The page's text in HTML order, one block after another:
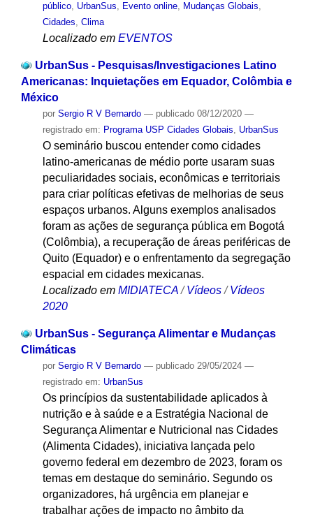
público, UrbanSus, Evento online, Mudanças Globais,
Cidades, Clima
Localizado em EVENTOS
UrbanSus - Pesquisas/Investigaciones Latino
Americanas: Inquietações em Equador, Colômbia e
México
por Sergio R V Bernardo — publicado08/12/2020 —
registrado em: Programa USP Cidades Globais UrbanSus
O seminário buscou entender como cidades
latino-americanas de médio porte usaram suas
peculiaridades sociais, econômicas e territoriais
para criar políticas efetivas de melhorias de seus
espaços urbanos. Alguns exemplos analisados
foram as ações de segurança pública em Bogotá
(Colômbia), a recuperação de áreas periféricas de
Quito (Equador) e o enfrentamento da segregação
espacial em cidades mexicanas.
Localizado em MIDIATECA /Vídeos /Vídeos
2020
UrbanSus - Segurança Alimentar e Mudanças
Climáticas
por Sergio R V Bernardo — publicado29/05/2024 —
registrado em: UrbanSus
Os princípios da sustentabilidade aplicados à
nutrição e à saúde e a Estratégia Nacional de
Segurança Alimentar e Nutricional nas Cidades
(Alimenta Cidades), iniciativa lançada pelo
governo federal em dezembro de 2023, foram os
temas em destaque do seminário. Segundo os
organizadores, há urgência em planejar e
trabalhar ações de impacto no âmbito da